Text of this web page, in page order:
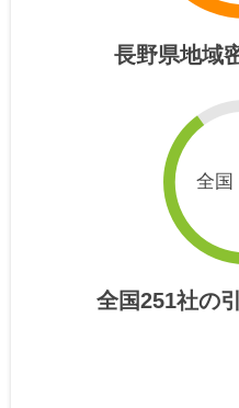
長野県地域
全国
全国251社の